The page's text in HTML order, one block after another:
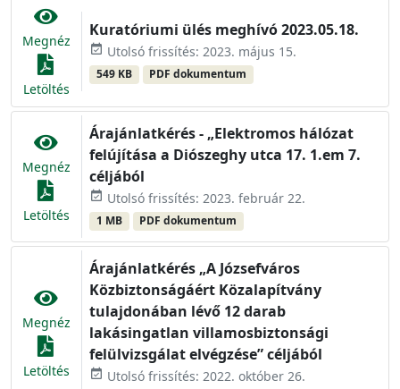
Megnéz
Letöltés
Kuratóriumi ülés meghívó 2023.05.18.
event_available Utolsó frissítés: 2023. május 15.
549 KB PDF dokumentum
Megnéz
Letöltés
Árajánlatkérés - „Elektromos hálózat
felújítása a Diószeghy utca 17. 1.em 7.
céljából
event_available Utolsó frissítés: 2023. február 22.
1 MB PDF dokumentum
Megnéz
Letöltés
Árajánlatkérés „A Józsefváros
Közbiztonságáért Közalapítvány
tulajdonában lévő 12 darab
lakásingatlan villamosbiztonsági
felülvizsgálat elvégzése” céljából
event_available Utolsó frissítés: 2022. október 26.